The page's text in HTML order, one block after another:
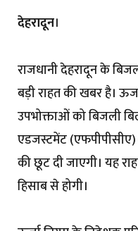
देहरादून।
राजधानी देहरादून के
बड़ी राहत की खबर है।
उपभोक्ताओं को बिजली
एडजस्टमेंट
की छूट दी जाएगी। यह
हिसाब से होगी।